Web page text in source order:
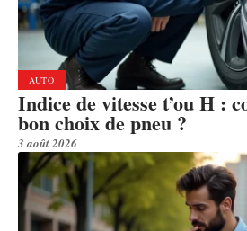
AUTO
Indice de vitesse t’ou H :
bon choix de pneu ?
3 août 2026